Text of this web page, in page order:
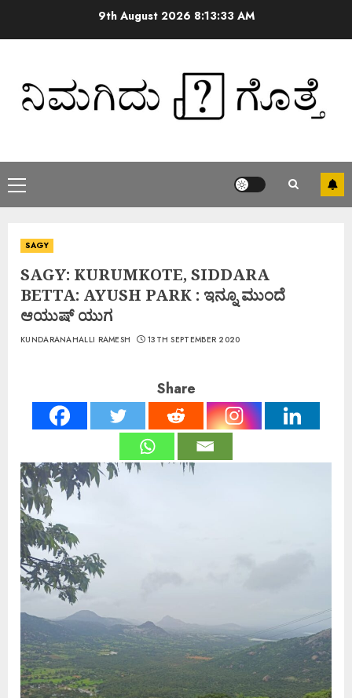
9th August 2026 8:13:34 AM
SAGY
SAGY: KURUMKOTE, SIDDARA
BETTA: AYUSH PARK : ಇನ್ನೂ ಮುಂದೆ
ಆಯುಷ್ ಯುಗ
KUNDARANAHALLI RAMESH 13TH SEPTEMBER 2020
Share